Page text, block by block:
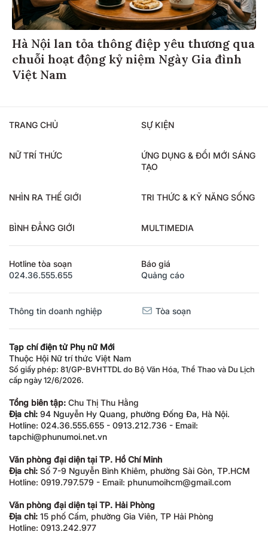
Hà Nội lan tỏa thông điệp yêu thương qua
chuỗi hoạt động kỷ niệm Ngày Gia đình
Việt Nam
TRANG CHỦ SỰ KIỆN
NỮ TRÍ THỨC
ỨNG DỤNG & ĐỔI MỚI SÁNG
TẠO
NHÌN RA THẾ GIỚI TRI THỨC & KỸ NĂNG SỐNG
BÌNH ĐẲNG GIỚI MULTIMEDIA
Hotline tòa soạn
024.36.555.655
Báo giá
Quảng cáo
Thông tin doanh nghiệp Tòa soạn
Tạp chí điện tử Phụ nữ Mới
Thuộc Hội Nữ trí thức Việt Nam
Số giấy phép: 81/GP-BVHTTDL do Bộ Văn Hóa, Thể Thao và Du Lịch
cấp ngày 12/6/2026.
Tổng biên tập: Chu Thị Thu Hằng
Địa chỉ: 94 Nguyễn Hy Quang, phường Đống Đa, Hà Nội.
Hotline: 024.36.555.655 - 0913.212.736 - Email:
tapchi@phunumoi.net.vn
Văn phòng đại diện tại TP. Hồ Chí Minh
Địa chỉ: Số 7-9 Nguyễn Bỉnh Khiêm, phường Sài Gòn, TP.HCM
Hotline: 0919.797.579 - Email: phunumoihcm@gmail.com
Văn phòng đại diện tại TP. Hải Phòng
Địa chỉ: 15 phố Cấm, phường Gia Viên, TP Hải Phòng
Hotline: 0913.242.977